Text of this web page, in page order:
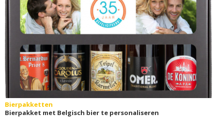
Bierpakketten
Bierpakket met Belgisch bier te personaliseren